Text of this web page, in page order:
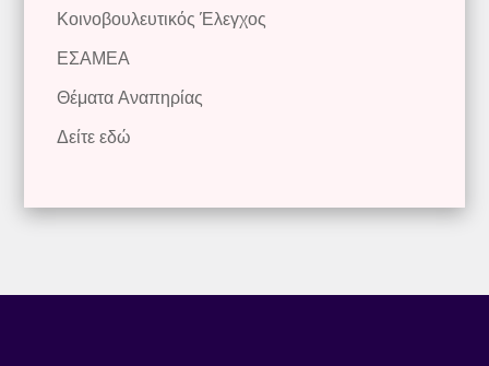
Κοινοβουλευτικός Έλεγχος
ΕΣΑΜΕΑ
Θέματα Αναπηρίας
Δείτε εδώ